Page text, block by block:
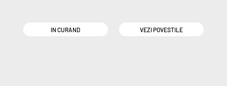
IN CURAND VEZI POVESTILE